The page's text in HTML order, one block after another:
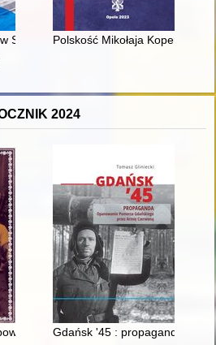
Sopocie : prestiż finansowy i
Polskość Mikołaja Kopernika z
2024
o kryminalnej przeszłości
Gdańsk '45 : propaganda :